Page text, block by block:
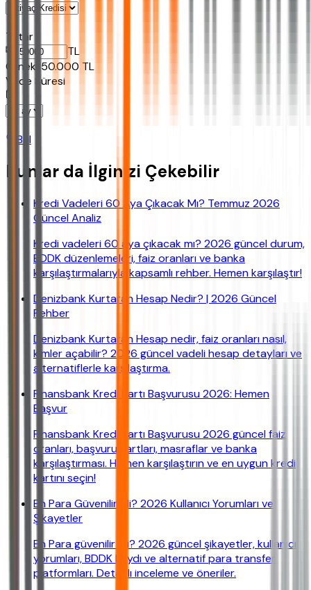
Tutar
TL
Ornek: 50.000 TL
Vade Süresi
Bul
Bunlar da İlginizi Çekebilir
Kredi Vadeleri 60 Aya Çıkacak Mı? Temmuz 2026
Güncel Analiz
Kredi vadeleri 60 aya çıkacak mı? 2026 güncel durum,
BDDK düzenlemeleri, faiz oranları ve banka
karşılaştırmalarıyla kapsamlı rehber. Hemen karşılaştır!
Denizbank Kurtaran Hesap Nedir? | 2026 Güncel
Rehber
Denizbank Kurtaran Hesap nedir, faiz oranları nasıl,
kimler açabilir? 2026 güncel vadeli hesap detayları ve
alternatiflerle karşılaştırma.
Finansbank Kredi Kartı Başvurusu 2026: Hemen
Başvur
Finansbank Kredi Kartı Başvurusu 2026 güncel faiz
oranları, başvuru şartları, masraflar ve banka
karşılaştırması. Hemen karşılaştırın ve en uygun kredi
kartını seçin!
En Para Güvenilir Mi? 2026 Kullanıcı Yorumları ve
Şikayetler
En Para güvenilir mi? 2026 güncel şikayetler, kullanıcı
yorumları, BDDK kaydı ve alternatif para transfer
platformları. Detaylı inceleme ve öneriler.